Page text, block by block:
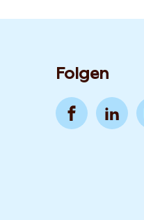
Folgen